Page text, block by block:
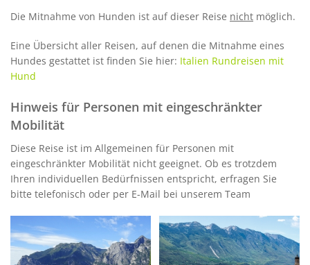
Die Mitnahme von Hunden ist auf dieser Reise nicht möglich.
Eine Übersicht aller Reisen, auf denen die Mitnahme eines
Hundes gestattet ist finden Sie hier: Italien Rundreisen mit
Hund
Hinweis für Personen mit eingeschränkter
Mobilität
Diese Reise ist im Allgemeinen für Personen mit
eingeschränkter Mobilität nicht geeignet. Ob es trotzdem
Ihren individuellen Bedürfnissen entspricht, erfragen Sie
bitte telefonisch oder per E-Mail bei unserem Team